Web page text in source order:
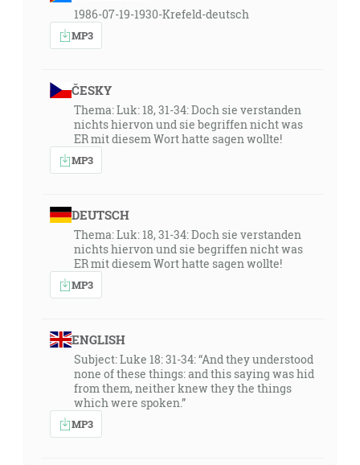
1986-07-19-1930-Krefeld-deutsch
MP3
ČESKY
Thema: Luk: 18, 31-34: Doch sie verstanden
nichts hiervon und sie begriffen nicht was
ER mit diesem Wort hatte sagen wollte!
MP3
DEUTSCH
Thema: Luk: 18, 31-34: Doch sie verstanden
nichts hiervon und sie begriffen nicht was
ER mit diesem Wort hatte sagen wollte!
MP3
ENGLISH
Subject: Luke 18: 31-34: “And they understood
none of these things: and this saying was hid
from them, neither knew they the things
which were spoken.”
MP3